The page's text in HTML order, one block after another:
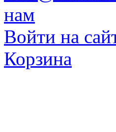
нам
Войти на
Корзина